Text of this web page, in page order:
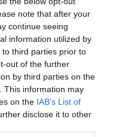
note that after your
continue seeing
information utilized by
third parties prior to
out of the further
by third parties on the
This information may
on the IAB’s List of
disclose it to other
/ ΝΕΑ
– Το
παρόν
πολιτισμού:
στο